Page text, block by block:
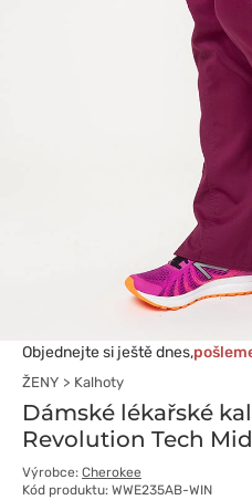
Objednejte si ještě dnes,
ŽENY Kalhoty
Dámské lékařské
Revolution Tech
Výrobce: Cherokee
Kód produktu: WWE235AB-WIN